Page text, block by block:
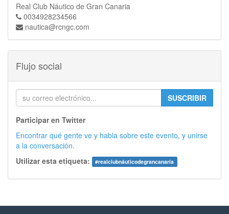
Real Club Náutico de Gran Canaria
0034928234566
nautica@rcngc.com
Flujo social
SUSCRIBIR
Participar en Twitter
Encontrar qué gente ve y habla sobre este evento, y unirse
a la conversación.
Utilizar esta etiqueta:
#realclubnáuticodegrancanaria